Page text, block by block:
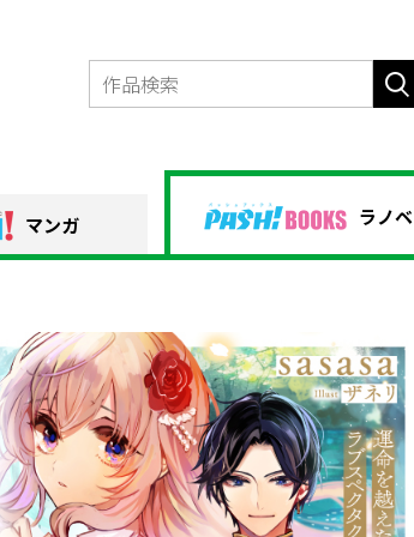
マンガ ラノベ